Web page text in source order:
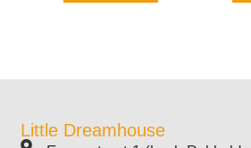
Little Dreamhouse